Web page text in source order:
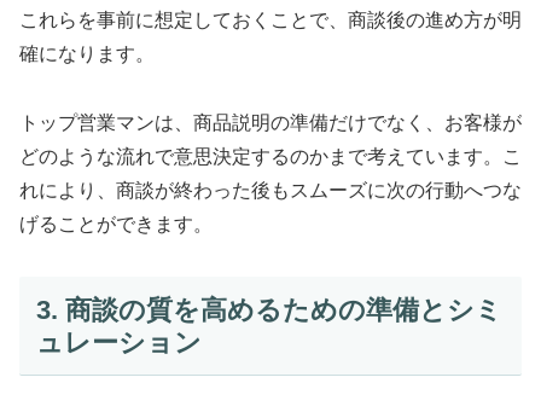
これらを事前に想定しておくことで、商談後の進め方が明
確になります。
トップ営業マンは、商品説明の準備だけでなく、お客様が
どのような流れで意思決定するのかまで考えています。こ
れにより、商談が終わった後もスムーズに次の行動へつな
げることができます。
3. 商談の質を高めるための準備とシミ
ュレーション